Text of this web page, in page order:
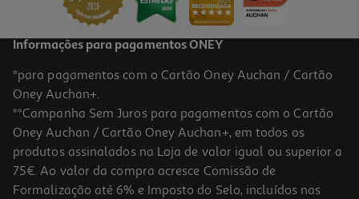
Informações para pagamentos ONEY
*para pagamentos com o Cartão Oney Auchan / Cartão
Oney Auchan+.
**Campanha Sem Juros para pagamentos com o Cartão
Oney Auchan / Cartão Oney Auchan+, em todos os
produtos assinalados na Loja de valor igual ou superior a
75€. Ao valor da compra acresce Comissão de
Formalização até 6% e Imposto do Selo, incluídos nas